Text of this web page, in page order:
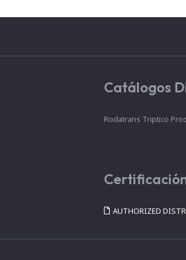
Catálogos
Rodatrans Triptico
AUTHORIZED